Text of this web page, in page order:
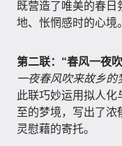
既营造了唯美的春
地、怅惘感时的心境。
第二联：“春风一夜
一夜春风吹来故乡的
此联巧妙运用拟人化
至的梦境，写出了
灵慰藉的寄托。